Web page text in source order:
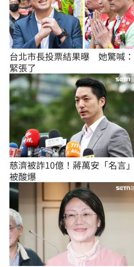
台北市長投票結果曝　她驚喊
緊張了
慈濟被詐10億！蔣萬安「名言
被酸爆